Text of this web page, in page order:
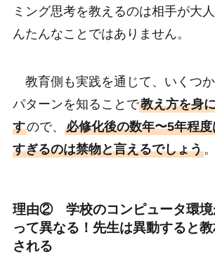
ミング思考を教えるのは相手が大
んたんなことではありません。
教育側も実践を通じて、いくつ
パターンを知ることで教え方を身
すので、 必修化後の数年〜5年程
すぎるのは禁物と言えるでしょう。
理由② 学校のコンピュータ環境
って異なる！先生は異動すると
される